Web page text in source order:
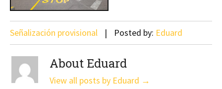
Señalización provisional Posted by: Eduard
About Eduard
View all posts by Eduard →